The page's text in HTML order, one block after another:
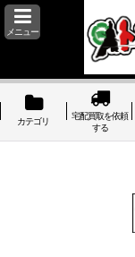
メニュー
カテゴリ
宅配買取を依頼
する